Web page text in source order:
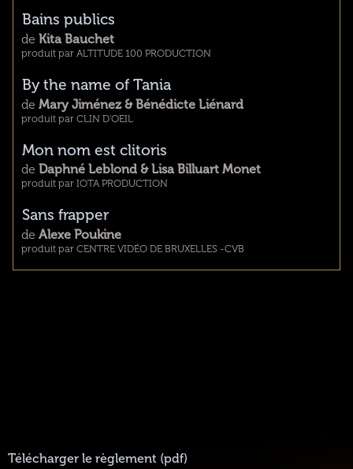
Bains publics
de Kita Bauchet
produit par ALTITUDE 100 PRODUCTION
By the name of Tania
de Mary Jiménez & Bénédicte Liénard
produit par CLIN D'OEIL
Mon nom est clitoris
de Daphné Leblond & Lisa Billuart Monet
produit par IOTA PRODUCTION
Sans frapper
de Alexe Poukine
produit par CENTRE VIDÉO DE BRUXELLES -CVB
Télécharger le règlement (pdf)